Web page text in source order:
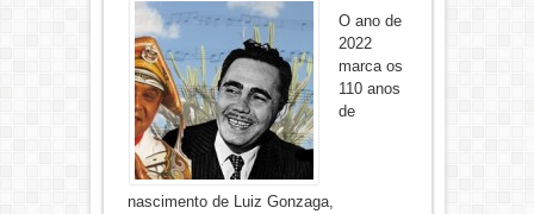
O ano de
2022
marca os
110 anos
de
nascimento de Luiz Gonzaga,